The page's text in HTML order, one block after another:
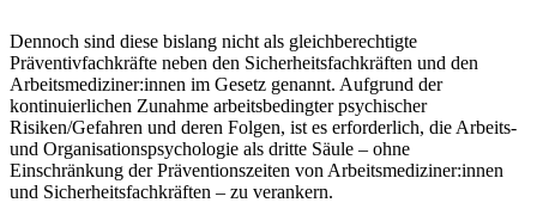
Dennoch sind diese bislang nicht als gleichberechtigte
Präventivfachkräfte neben den Sicherheitsfachkräften und den
Arbeitsmediziner:innen im Gesetz genannt. Aufgrund der
kontinuierlichen Zunahme arbeitsbedingter psychischer
Risiken/Gefahren und deren Folgen, ist es erforderlich, die Arbeits-
und Organisationspsychologie als dritte Säule – ohne
Einschränkung der Präventionszeiten von Arbeitsmediziner:innen
und Sicherheitsfachkräften – zu verankern.